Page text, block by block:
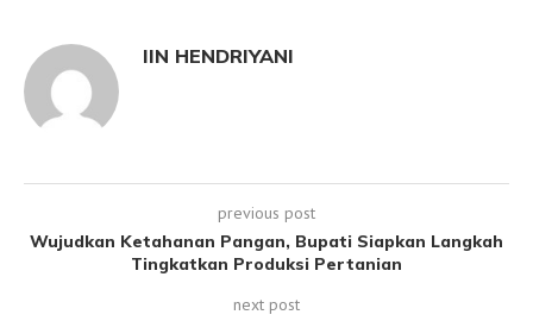
IIN HENDRIYANI
previous post
Wujudkan Ketahanan Pangan, Bupati Siapkan Langkah
Tingkatkan Produksi Pertanian
next post